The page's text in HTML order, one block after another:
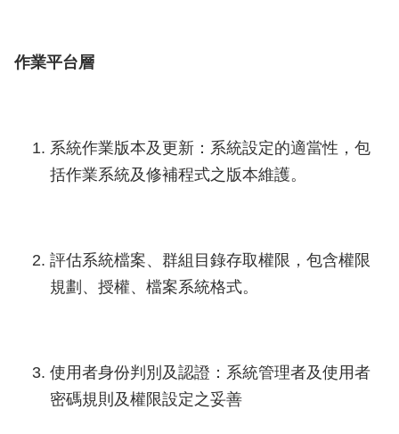
作業平台層
系統作業版本及更新：系統設定的適當性，包
括作業系統及修補程式之版本維護。
評估系統檔案、群組目錄存取權限，包含權限
規劃、授權、檔案系統格式。
使用者身份判別及認證：系統管理者及使用者
密碼規則及權限設定之妥善